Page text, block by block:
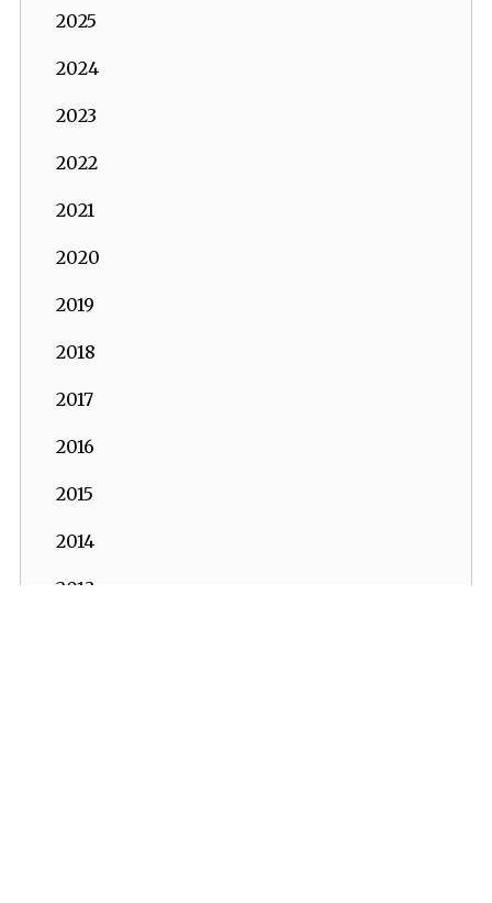
2025
2024
2023
2022
2021
2020
2019
2018
2017
2016
2015
2014
2013